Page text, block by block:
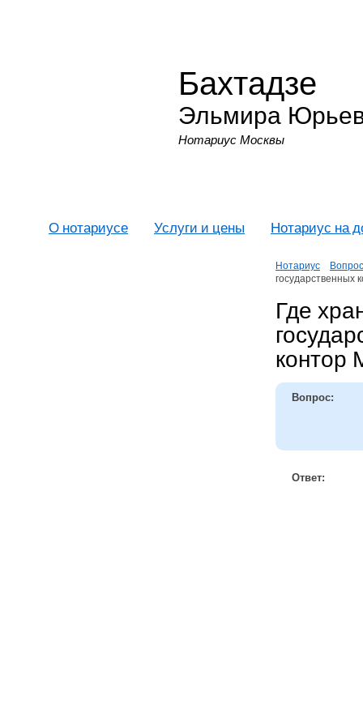
Бахтадзе
Эльмира
Нотариус Москвы
О нотариусе Услуги и цены Нотариус на
Нотариус
государственных
Где
контор
Вопрос:
Ответ: